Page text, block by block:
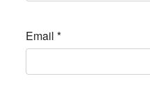
Email *